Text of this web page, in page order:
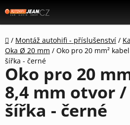
na
obsah
Domů
/ Montáž autohifi - příslušenství /
Oka Ø 20 mm / Oko pro 20 mm²
šířka - černé
Oko pro 20
8,4 mm otvor /
šířka - černé